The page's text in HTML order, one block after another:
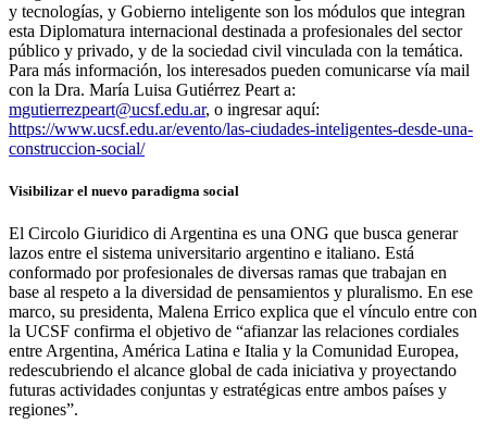
y tecnologías, y Gobierno inteligente son los módulos que integran
esta Diplomatura internacional destinada a profesionales del sector
público y privado, y de la sociedad civil vinculada con la temática.
Para más información, los interesados pueden comunicarse vía mail
con la Dra. María Luisa Gutiérrez Peart a:
mgutierrezpeart@ucsf.edu.ar, o ingresar aquí:
https://www.ucsf.edu.ar/evento/las-ciudades-inteligentes-desde-una-
construccion-social/
Visibilizar el nuevo paradigma social
El Circolo Giuridico di Argentina es una ONG que busca generar
lazos entre el sistema universitario argentino e italiano. Está
conformado por profesionales de diversas ramas que trabajan en
base al respeto a la diversidad de pensamientos y pluralismo. En ese
marco, su presidenta, Malena Errico explica que el vínculo entre con
la UCSF confirma el objetivo de “afianzar las relaciones cordiales
entre Argentina, América Latina e Italia y la Comunidad Europea,
redescubriendo el alcance global de cada iniciativa y proyectando
futuras actividades conjuntas y estratégicas entre ambos países y
regiones”.